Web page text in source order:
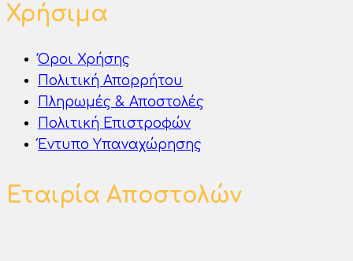
Χρήσιμα
Όροι Χρήσης
Πολιτική Απορρήτου
Πληρωμές & Αποστολές
Πολιτική Επιστροφών
Έντυπο Υπαναχώρησης
Εταιρία Αποστολών